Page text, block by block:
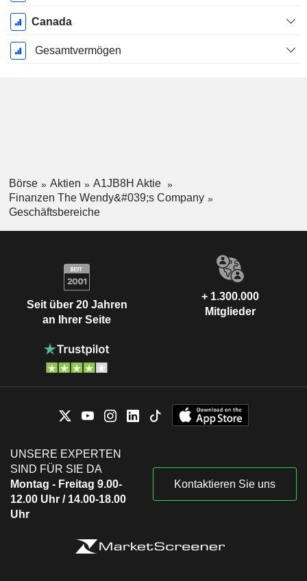
Canada
Gesamtvermögen
Börse Aktien
A1JB8H Aktie
Finanzen The Wendy&#039;s Company
Geschäftsbereiche
Seit über 20 Jahren
an Ihrer Seite
+ 1.300.000
Mitglieder
UNSERE EXPERTEN
SIND FÜR SIE DA
Montag - Freitag 9.00-
12.00 Uhr / 14.00-18.00
Uhr
Kontaktieren Sie uns